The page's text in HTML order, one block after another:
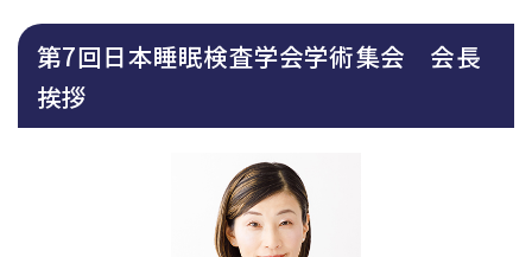
第7回日本睡眠検査学会学術集会 会長
挨拶